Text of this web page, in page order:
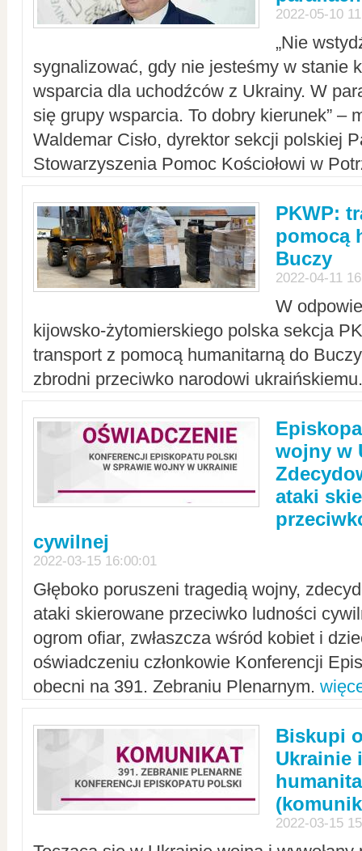
2022-05-10
„Nie
sygnalizować, gdy nie jesteśmy w stanie
wsparcia dla uchodźców z Ukrainy. W
się grupy wsparcia. To dobry kierunek” –
Waldemar Cisło, dyrektor sekcji polskiej
Stowarzyszenia Pomoc Kościołowi w
PKWP:
pomocą
Buczy
2022-04-11
W
kijowsko-żytomierskiego polska sekcja
transport z pomocą humanitarną do
zbrodni przeciwko narodowi
wojny w
ataki
cywilnej
2022-03-15 16:00:01
Głęboko poruszeni tragedią wojny,
ataki skierowane przeciwko ludności
ogrom ofiar, zwłaszcza wśród kobiet i
oświadczeniu członkowie Konferencji
obecni na 391. Zebraniu Plenarnym.
Biskupi
Ukrainie
2022-03-15